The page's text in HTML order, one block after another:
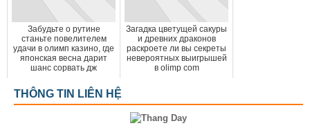
Забудьте о рутине
станьте повелителем
удачи в олимп казино, где
японская весна дарит
шанс сорвать дж
Загадка цветущей сакуры
и древних драконов
раскроете ли вы секреты
невероятных выигрышей
в olimp com
THÔNG TIN LIÊN HỆ